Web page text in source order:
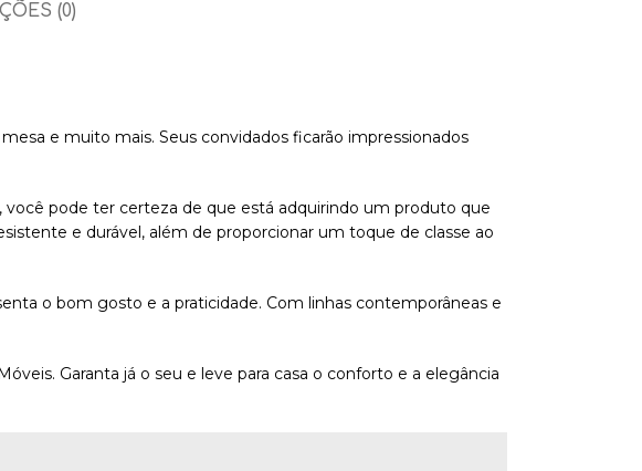
(0)
e muito mais. Seus convidados ficarão impressionados
você pode ter certeza de que está adquirindo um produto que
e durável, além de proporcionar um toque de classe ao
o bom gosto e a praticidade. Com linhas contemporâneas e
Garanta já o seu e leve para casa o conforto e a elegância